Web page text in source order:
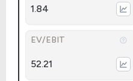
1.84
EV/EBIT
52.21